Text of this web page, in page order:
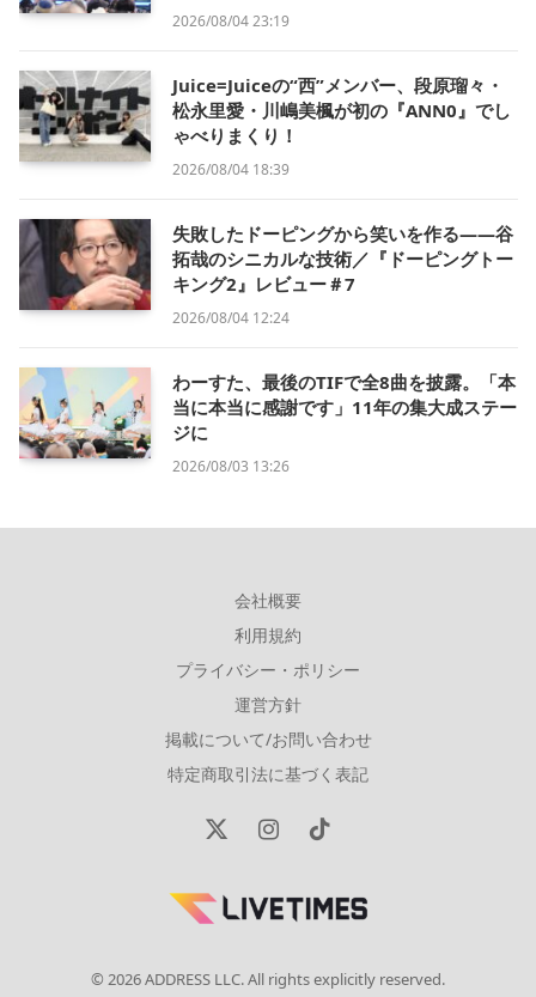
2026/08/04 23:19
Juice=Juiceの“西”メンバー、段原瑠々・
松永里愛・川嶋美楓が初の『ANN0』でし
ゃべりまくり！
2026/08/04 18:39
失敗したドーピングから笑いを作る——谷
拓哉のシニカルな技術／『ドーピングトー
キング2』レビュー＃7
2026/08/04 12:24
わーすた、最後のTIFで全8曲を披露。「本
当に本当に感謝です」11年の集大成ステー
ジに
2026/08/03 13:26
会社概要
利用規約
プライバシー・ポリシー
運営方針
掲載について/お問い合わせ
特定商取引法に基づく表記
X
InstagramTikTok
© 2026 ADDRESS LLC. All rights explicitly reserved.